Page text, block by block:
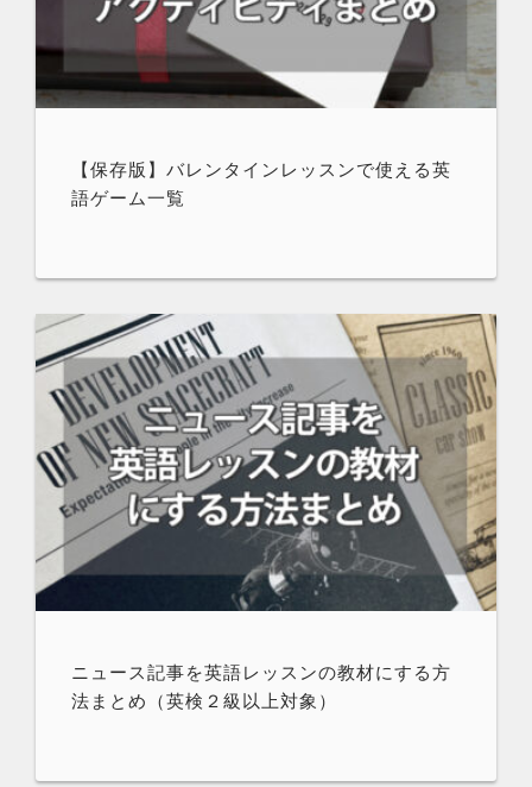
【保存版】バレンタインレッスンで使える英
語ゲーム一覧
ニュース記事を英語レッスンの教材にする方
法まとめ（英検２級以上対象）